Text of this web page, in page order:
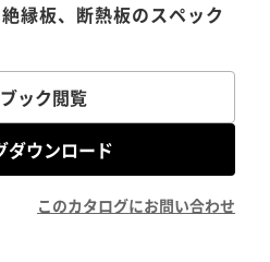
縁板、断熱板のスペック
ック閲覧
ダウンロード
このカタログにお問い合わせ